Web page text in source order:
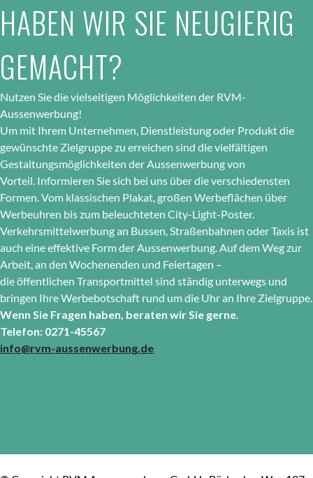
HABEN WIR SIE NEUGIERIG
GEMACHT?
Nutzen Sie die vielseitigen Möglichkeiten der RVM-
Aussenwerbung!
Um mit Ihrem Unternehmen, Dienstleistung oder Produkt die
gewünschte Zielgruppe zu erreichen sind die vielfältigen
Gestaltungsmöglichkeiten der Aussenwerbung von
Vorteil. Informieren Sie sich bei uns über die verschiedensten
Formen. Vom klassischen Plakat, großen Werbeflächen über
Werbeuhren bis zum beleuchteten City-Light-Poster.
Verkehrsmittelwerbung an Bussen, Straßenbahnen oder Taxis ist
auch eine effektive Form der Aussenwerbung. Auf dem Weg zur
Arbeit, an den Wochenenden und Feiertagen –
die öffentlichen Transportmittel sind ständig unterwegs und
bringen Ihre Werbebotschaft rund um die Uhr an Ihre Zielgruppe.
Wenn Sie Fragen haben, beraten wir Sie gerne.
Telefon: 0271-45567
info@rvm-aussenwerbung.de